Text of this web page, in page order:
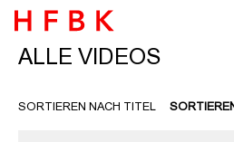
Zu den Filtern
Zur Metanavigation
Zur Hauptnavigation
Zur Suche
Zum Inhalt
Zum Seitenfuss
ALLE VIDEOS
ALLE VIDEOS
SORTIEREN NACH TITEL